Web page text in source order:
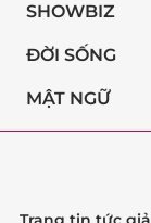
SHOWBIZ
ĐỜI SỐNG
MẬT NGỮ